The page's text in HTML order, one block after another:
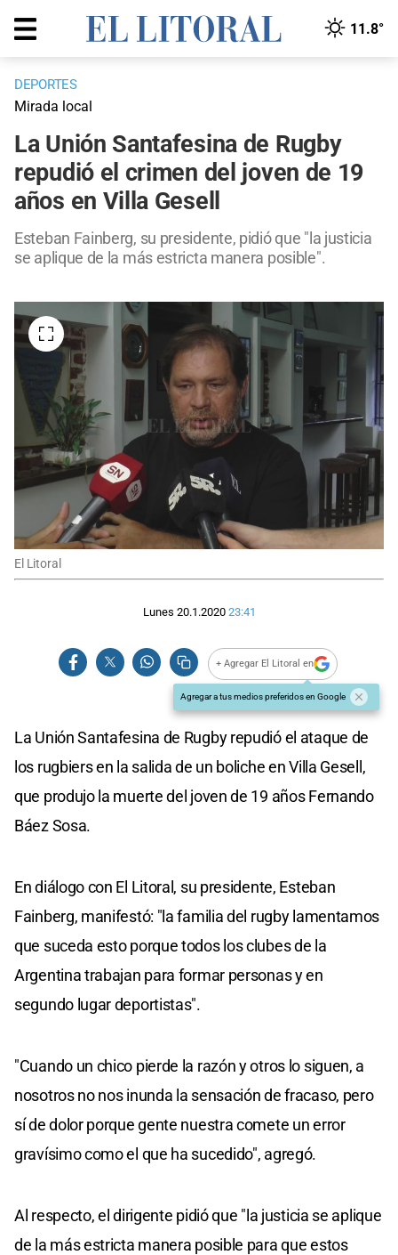
11.8°
DEPORTES
Mirada local
La Unión Santafesina de Rugby
repudió el crimen del joven de 19
años en Villa Gesell
Esteban Fainberg, su presidente, pidió que "la justicia
se aplique de la más estricta manera posible".
El Litoral
Lunes 20.1.2020 23:41
+ Agregar El Litoral en
Agregar a tus medios preferidos en Google
La Unión Santafesina de Rugby repudió el ataque de
los rugbiers en la salida de un boliche en Villa Gesell,
que produjo la muerte del joven de 19 años Fernando
Báez Sosa.
En diálogo con El Litoral, su presidente, Esteban
Fainberg, manifestó: "la familia del rugby lamentamos
que suceda esto porque todos los clubes de la
Argentina trabajan para formar personas y en
segundo lugar deportistas".
"Cuando un chico pierde la razón y otros lo siguen, a
nosotros no nos inunda la sensación de fracaso, pero
sí de dolor porque gente nuestra comete un error
gravísimo como el que ha sucedido", agregó.
Al respecto, el dirigente pidió que "la justicia se aplique
de la más estricta manera posible para que estos